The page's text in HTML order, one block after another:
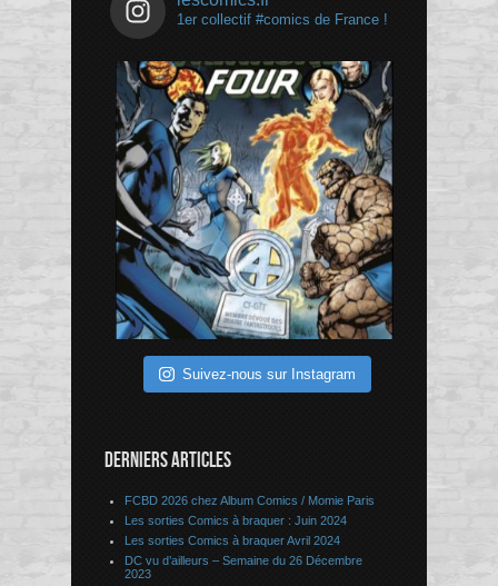
1er collectif #comics de France !
Suivez-nous sur Instagram
DERNIERS ARTICLES
FCBD 2026 chez Album Comics / Momie Paris
Les sorties Comics à braquer : Juin 2024
Les sorties Comics à braquer Avril 2024
DC vu d’ailleurs – Semaine du 26 Décembre
2023